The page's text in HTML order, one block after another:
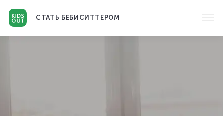
СТАТЬ БЕБИСИТТЕРОМ